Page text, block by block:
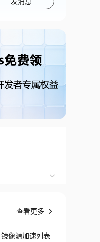
查看更多
像源加速列表